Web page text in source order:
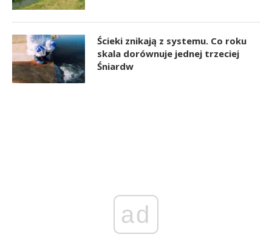
Ścieki znikają z systemu. Co roku
skala dorównuje jednej trzeciej
Śniardw
ad